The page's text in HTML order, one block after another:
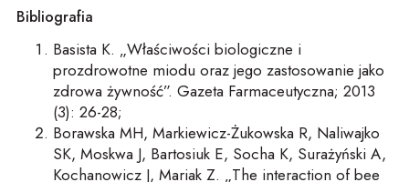
Bibliografia
Basista K. „Właściwości biologiczne i
prozdrowotne miodu oraz jego zastosowanie jako
zdrowa żywność”. Gazeta Farmaceutyczna; 2013
(3): 26-28;
Borawska MH, Markiewicz-Żukowska R, Naliwajko
SK, Moskwa J, Bartosiuk E, Socha K, Surażyński A,
Kochanowicz J, Mariak Z. „The interaction of bee